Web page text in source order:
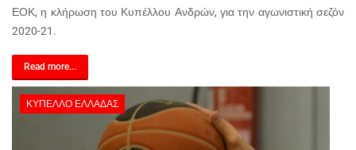
ΕΟΚ, η κλήρωση του Κυπέλλου Ανδρών, για την αγωνιστική σεζόν
2020-21.
Read more...
ΚΎΠΕΛΛΟ ΕΛΛΆΔΑΣ